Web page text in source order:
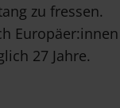
zu fressen.
Europäer:innen
27 Jahre.